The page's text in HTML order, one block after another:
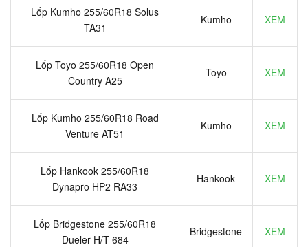
Lốp Kumho 255/60R18 Solus
TA31
Kumho XEM
Lốp Toyo 255/60R18 Open
Country A25
Toyo XEM
Lốp Kumho 255/60R18 Road
Venture AT51
Kumho XEM
Lốp Hankook 255/60R18
Dynapro HP2 RA33
Hankook XEM
Lốp Bridgestone 255/60R18
Dueler H/T 684
Bridgestone XEM